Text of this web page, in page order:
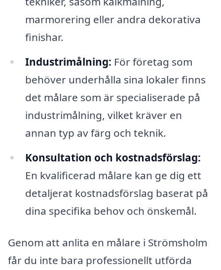
marmorering eller andra dekorativa
finishar.
Industrimålning: För företag som
behöver underhålla sina lokaler finns
det målare som är specialiserade på
industrimålning, vilket kräver en
annan typ av färg och teknik.
Konsultation och kostnadsförslag:
En kvalificerad målare kan ge dig ett
detaljerat kostnadsförslag baserat på
dina specifika behov och önskemål.
Genom att anlita en målare i Strömsholm
får du inte bara professionellt utförda